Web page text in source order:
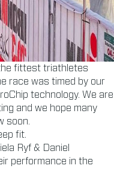
fittest triathletes
race was timed by our
technology. We are
and we hope many
soon.
fit.
Ryf & Daniel
performance in the